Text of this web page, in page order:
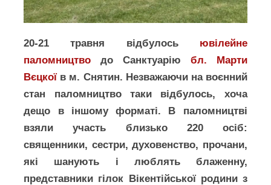
20-21 травня відбулось ювілейне
паломництво до Санктуарію бл. Марти
Вєцкої в м. Снятин. Незважаючи на воєнний
стан паломництво таки відбулось, хоча
дещо в іншому форматі. В паломництві
взяли участь близько 220 осіб:
священники, сестри, духовенство, прочани,
які шанують і люблять блаженну,
представники гілок Вікентійської родини з